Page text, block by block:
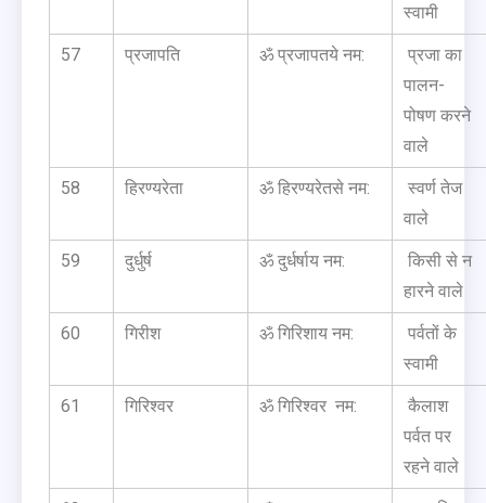
स्वामी
57 प्रजापति ॐ प्रजापतये नम:
प्रजा का
पालन-
पोषण करने
वाले
58 हिरण्यरेता ॐ हिरण्यरेतसे नम:
स्वर्ण तेज
वाले
59 दुर्धुर्ष ॐ दुर्धर्षाय नम:
किसी से न
हारने वाले
60 गिरीश ॐ गिरिशाय नम:
पर्वतों के
स्वामी
61 गिरिश्वर ॐ गिरिश्वर नम:
कैलाश
पर्वत पर
रहने वाले